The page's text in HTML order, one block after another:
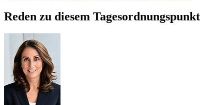
Reden zu diesem Tagesordnungspunkt